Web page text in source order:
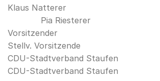
Klaus
Pia Riesterer
Stellv. Vorsitzende
CDU-Stadtverband
CDU-Stadtverband Staufen